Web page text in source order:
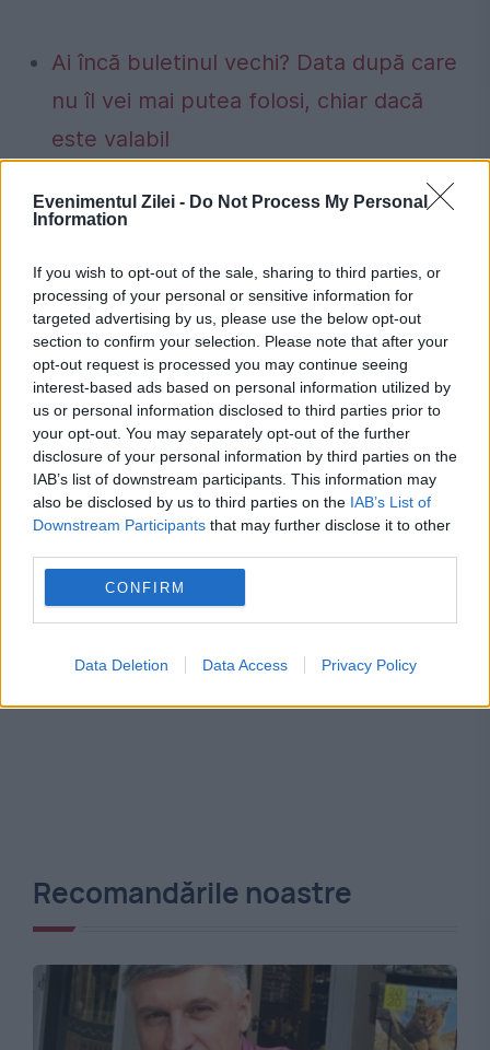
Evenimentul Zilei - Do Not Process My Personal
Information
If you wish to opt-out of the sale, sharing to third parties, or
processing of your personal or sensitive information for
targeted advertising by us, please use the below opt-out
section to confirm your selection. Please note that after your
opt-out request is processed you may continue seeing
interest-based ads based on personal information utilized by
us or personal information disclosed to third parties prior to
your opt-out. You may separately opt-out of the further
disclosure of your personal information by third parties on the
IAB’s list of downstream participants. This information may
also be disclosed by us to third parties on the IAB’s List of
Downstream Participants that may further disclose it to other
CONFIRM
Data Deletion Data Access Privacy Policy
Ai încă buletinul vechi? Data după care
nu îl vei mai putea folosi, chiar dacă
este valabil
eventualele limitări de consum de
limitări de consum către consumatorii
casnici
alain delon paternitate proces
Recomandările noastre